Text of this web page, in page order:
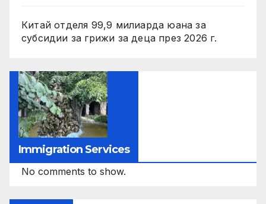
Китай отделя 99,9 милиарда юана за
субсидии за грижи за деца през 2026 г.
Immigration Services
No comments to show.